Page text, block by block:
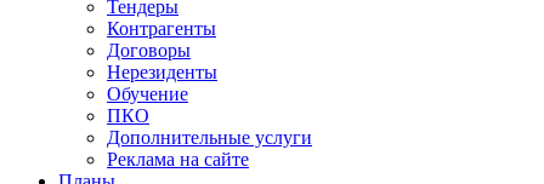
Тендеры
Контрагенты
Договоры
Нерезиденты
Обучение
ПКО
Дополнительные услуги
Реклама на сайте